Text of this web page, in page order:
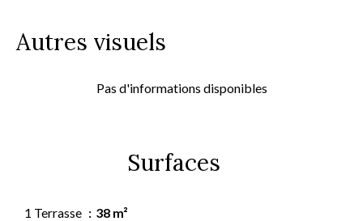
Autres visuels
Pas d'informations disponibles
Surfaces
1 Terrasse 38 m²